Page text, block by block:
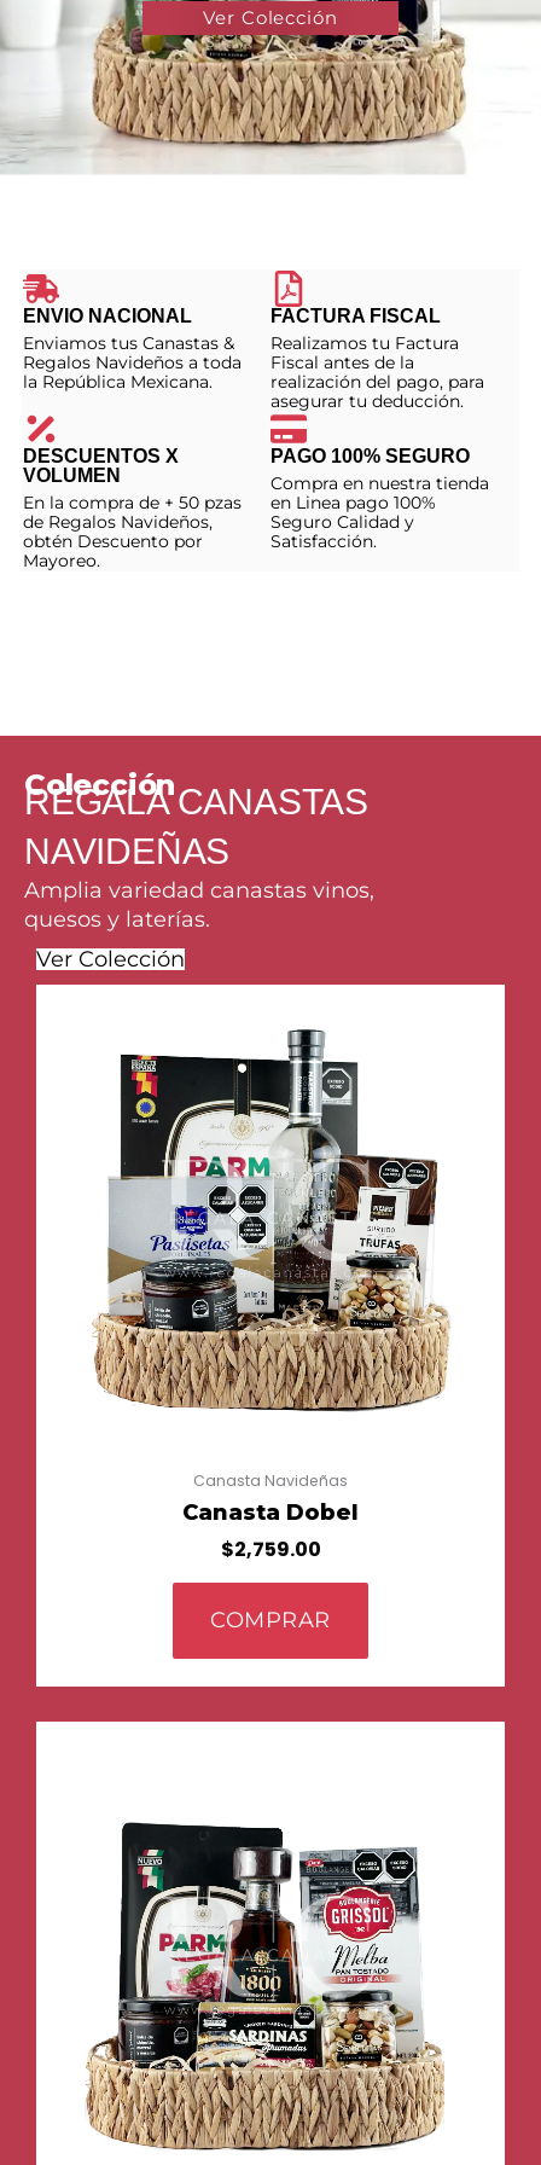
Ver Colección
ENVIO NACIONAL
Enviamos tus Canastas &
Regalos Navideños a toda
la República Mexicana.
FACTURA FISCAL
Realizamos tu Factura
Fiscal antes de la
realización del pago, para
asegurar tu deducción.
DESCUENTOS X
VOLUMEN
En la compra de + 50 pzas
de Regalos Navideños,
obtén Descuento por
Mayoreo.
PAGO 100% SEGURO
Compra en nuestra tienda
en Linea pago 100%
Seguro Calidad y
Satisfacción.
Colección
REGALA CANASTAS
NAVIDEÑAS
Amplia variedad canastas vinos,
quesos y laterías.
Ver Colección
Canasta Navideñas
Canasta Dobel
$2,759.00
COMPRAR